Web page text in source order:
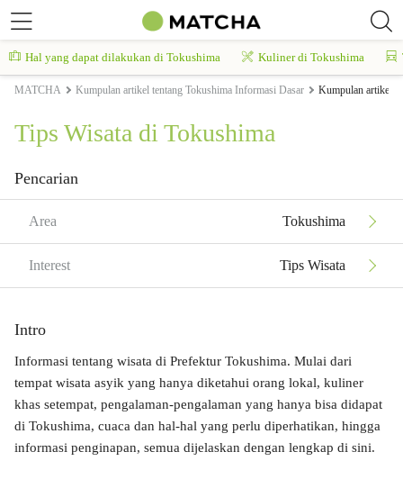
Hal yang dapat dilakukan di Tokushima Kuliner di Tokushima
MATCHA Kumpulan artikel tentang Tokushima Informasi Dasar Kumpulan artikel
Tips Wisata di Tokushima
Pencarian
Area Tokushima
Interest Tips Wisata
Intro
Informasi tentang wisata di Prefektur Tokushima. Mulai dari
tempat wisata asyik yang hanya diketahui orang lokal, kuliner
khas setempat, pengalaman-pengalaman yang hanya bisa didapat
di Tokushima, cuaca dan hal-hal yang perlu diperhatikan, hingga
informasi penginapan, semua dijelaskan dengan lengkap di sini.